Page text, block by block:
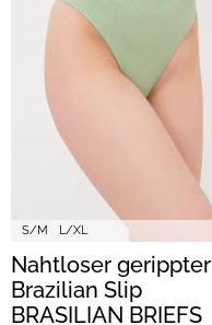
S/M L/XL
Nahtloser gerippter
Brazilian Slip
BRASILIAN BRIEFS